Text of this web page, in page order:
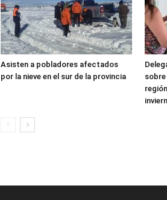
Asisten a pobladores afectados
por la nieve en el sur de la provincia
sobre